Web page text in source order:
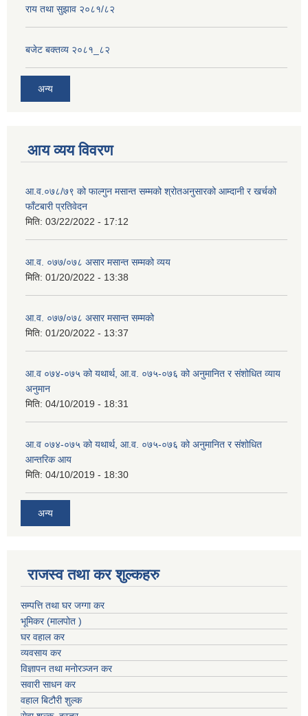
राय तथा सुझाव २०८१/८२
बजेट बक्तव्य २०८१_८२
अन्य
आय व्यय विवरण
आ.व.०७८/७९ को फाल्गुन मसान्त सम्मको श्रोतअनुसारको आम्दानी र खर्चको
फाँटबारी प्रतिवेदन
मिति: 03/22/2022 - 17:12
आ.व. ०७७/०७८ असार मसान्त सम्मको व्यय
मिति: 01/20/2022 - 13:38
आ.व. ०७७/०७८ असार मसान्त सम्मको
मिति: 01/20/2022 - 13:37
आ.व ०७४-०७५ को यथार्थ, आ.व. ०७५-०७६ को अनुमानित र संशोधित व्याय
अनुमान
मिति: 04/10/2019 - 18:31
आ.व ०७४-०७५ को यथार्थ, आ.व. ०७५-०७६ को अनुमानित र संशोधित
आन्तरिक आय
मिति: 04/10/2019 - 18:30
अन्य
राजस्व तथा कर शुल्कहरु
सम्पत्ति तथा घर जग्गा कर
भूमिकर (मालपोत )
घर वहाल कर
व्यवसाय कर
विज्ञापन तथा मनोरञ्जन कर
सवारी साधन कर
वहाल बिटौरी शुल्क